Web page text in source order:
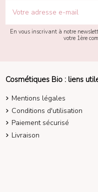
En vous inscrivant à notre
votre 1ère
Cosmétiques Bio : liens
Mentions légales
Conditions d'utilisation
Paiement sécurisé
Livraison